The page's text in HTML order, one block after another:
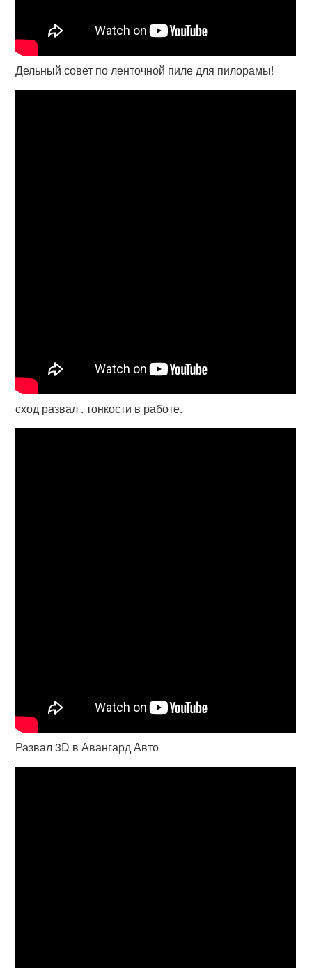
Дельный совет по ленточной пиле для пилорамы!
сход развал . тонкости в работе.
Развал 3D в Авангард Авто